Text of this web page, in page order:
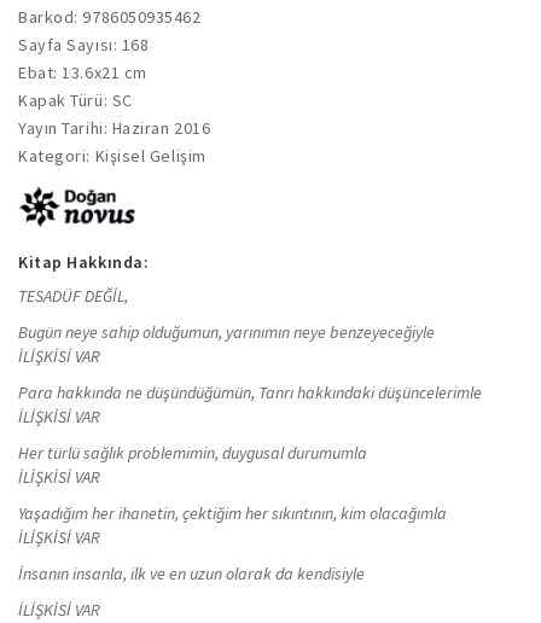
Barkod: 9786050935462
Sayfa Sayısı: 168
Ebat: 13.6x21 cm
Kapak Türü: SC
Yayın Tarihi: Haziran 2016
Kategori: Kişisel Gelişim
Kitap Hakkında:
TESADÜF DEĞİL,
Bugün neye sahip olduğumun, yarınımın neye benzeyeceğiyle
İLİŞKİSİ VAR
Para hakkında ne düşündüğümün, Tanrı hakkındaki düşüncelerimle
İLİŞKİSİ VAR
Her türlü sağlık problemimin, duygusal durumumla
İLİŞKİSİ VAR
Yaşadığım her ihanetin, çektiğim her sıkıntının, kim olacağımla
İLİŞKİSİ VAR
İnsanın insanla, ilk ve en uzun olarak da kendisiyle
İLİŞKİSİ VAR